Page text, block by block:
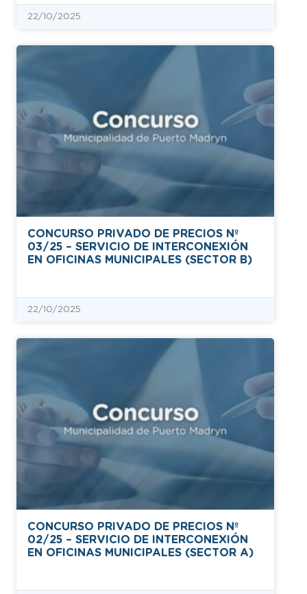
22/10/2025
CONCURSO PRIVADO DE PRECIOS Nº
03/25 – SERVICIO DE INTERCONEXIÓN
EN OFICINAS MUNICIPALES (SECTOR B)
22/10/2025
CONCURSO PRIVADO DE PRECIOS Nº
02/25 – SERVICIO DE INTERCONEXIÓN
EN OFICINAS MUNICIPALES (SECTOR A)